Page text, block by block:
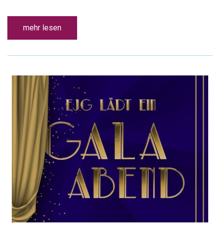
mehr lesen